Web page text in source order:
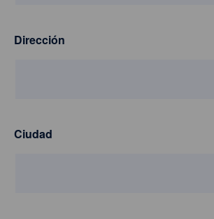
Dirección
Ciudad